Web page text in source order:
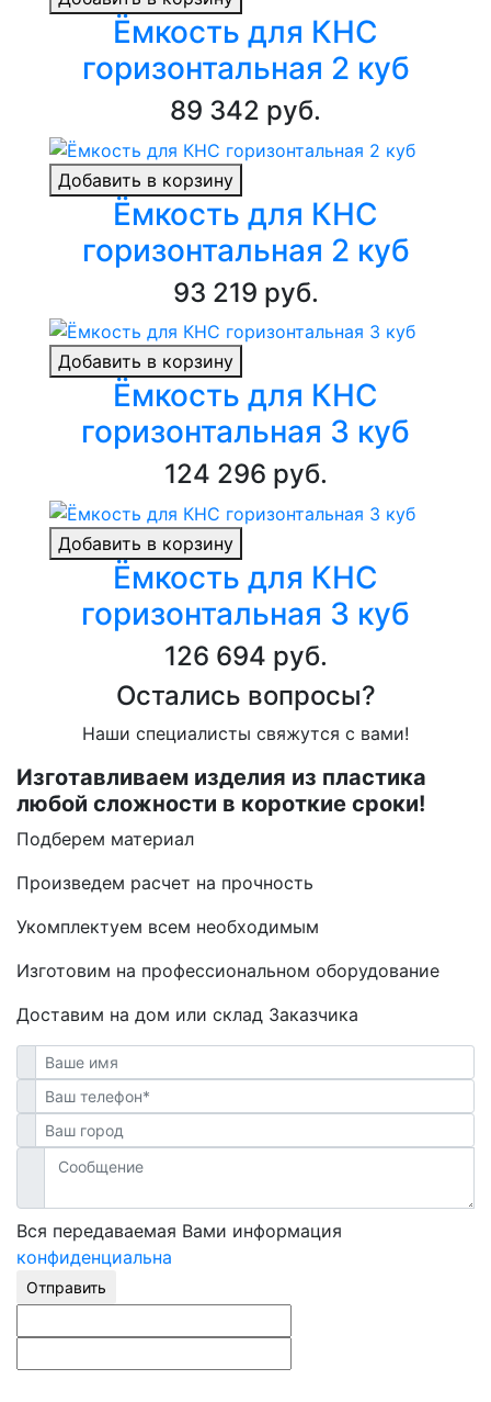
Ёмкость для КНС
горизонтальная 2 куб
89 342 руб.
Добавить в корзину
Ёмкость для КНС
горизонтальная 2 куб
93 219 руб.
Добавить в корзину
Ёмкость для КНС
горизонтальная 3 куб
124 296 руб.
Добавить в корзину
Ёмкость для КНС
горизонтальная 3 куб
126 694 руб.
Остались вопросы?
Наши специалисты свяжутся с вами!
Изготавливаем изделия из пластика
любой сложности в короткие сроки!
Подберем материал
Произведем расчет на прочность
Укомплектуем всем необходимым
Изготовим на профессиональном оборудование
Доставим на дом или склад Заказчика
Вся передаваемая Вами информация
конфиденциальна
Отправить